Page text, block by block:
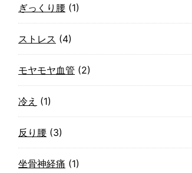
ぎっくり腰 (1)
ストレス (4)
モヤモヤ血管 (2)
冷え (1)
反り腰 (3)
坐骨神経痛 (1)